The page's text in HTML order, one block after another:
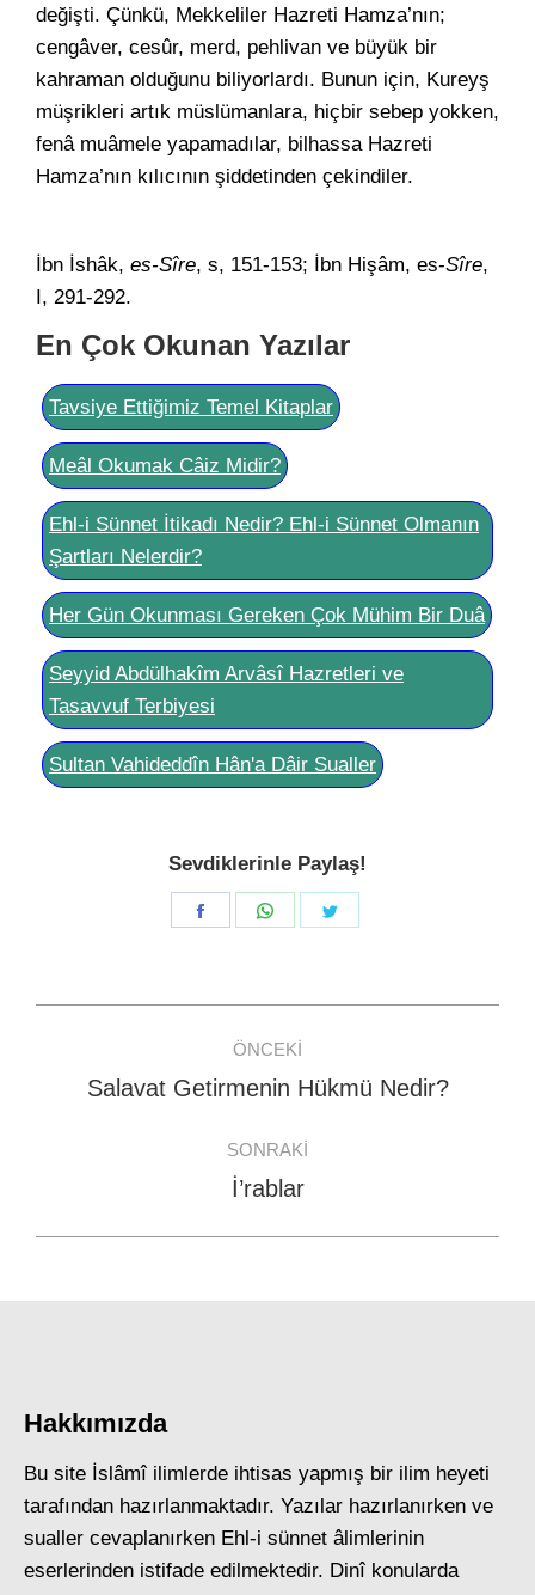
değişti. Çünkü, Mekkeliler Hazreti Hamza’nın;
cengâver, cesûr, merd, pehlivan ve büyük bir
kahraman olduğunu biliyorlardı. Bunun için, Kureyş
müşrikleri artık müslümanlara, hiçbir sebep yokken,
fenâ muâmele yapamadılar, bilhassa Hazreti
Hamza’nın kılıcının şiddetinden çekindiler.
İbn İshâk, es-Sîre, s, 151-153; İbn Hişâm, es-Sîre,
I, 291-292.
En Çok Okunan Yazılar
Tavsiye Ettiğimiz Temel Kitaplar
Meâl Okumak Câiz Midir?
Ehl-i Sünnet İtikadı Nedir? Ehl-i Sünnet Olmanın
Şartları Nelerdir?
Her Gün Okunması Gereken Çok Mühim Bir Duâ
Seyyid Abdülhakîm Arvâsî Hazretleri ve
Tasavvuf Terbiyesi
Sultan Vahideddîn Hân'a Dâir Sualler
Sevdiklerinle Paylaş!
Share
Share
navigation
ÖNCEKI
Previous
Salavat Getirmenin Hükmü Nedir?
SONRAKI
Next
İ’rablar
Hakkımızda
Bu site İslâmî ilimlerde ihtisas yapmış bir ilim heyeti
tarafından hazırlanmaktadır. Yazılar hazırlanırken ve
sualler cevaplanırken Ehl-i sünnet âlimlerinin
eserlerinden istifade edilmektedir. Dinî konularda